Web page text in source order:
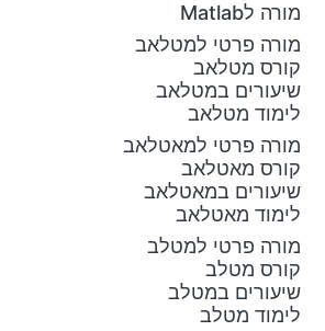
מורה לMatlab
מורה פרטי למטלאב
קורס מטלאב
שיעורים במטלאב
לימוד מטלאב
מורה פרטי למאטלאב
קורס מאטלאב
שיעורים במאטלאב
לימוד מאטלאב
מורה פרטי למטלב
קורס מטלב
שיעורים במטלב
לימוד מטלב